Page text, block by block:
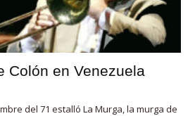
Colón en Venezuela
del 71 estalló La Murga, la murga de